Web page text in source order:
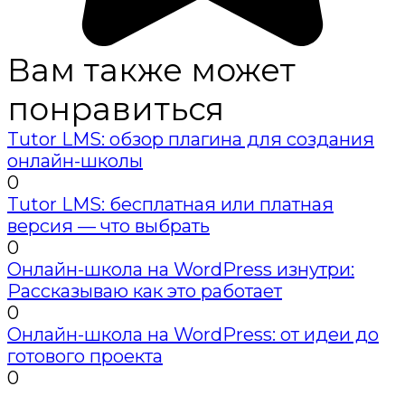
Вам также может
понравиться
Tutor LMS: обзор плагина для создания
онлайн-школы
0
Tutor LMS: бесплатная или платная
версия — что выбрать
0
Онлайн-школа на WordPress изнутри:
Рассказываю как это работает
0
Онлайн-школа на WordPress: от идеи до
готового проекта
0